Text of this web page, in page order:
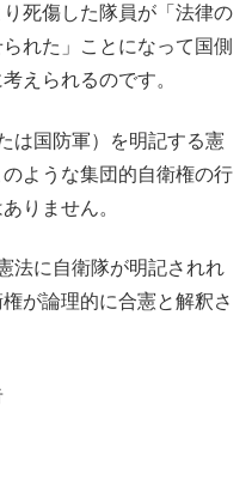
死傷した隊員が「法律の
れた」ことになって国側
えられるのです。
は国防軍）を明記する憲
ような集団的自衛権の行
りません。
法に自衛隊が明記されれ
が論理的に合憲と解釈さ